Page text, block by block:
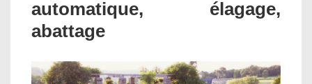
automatique, élagage,
abattage